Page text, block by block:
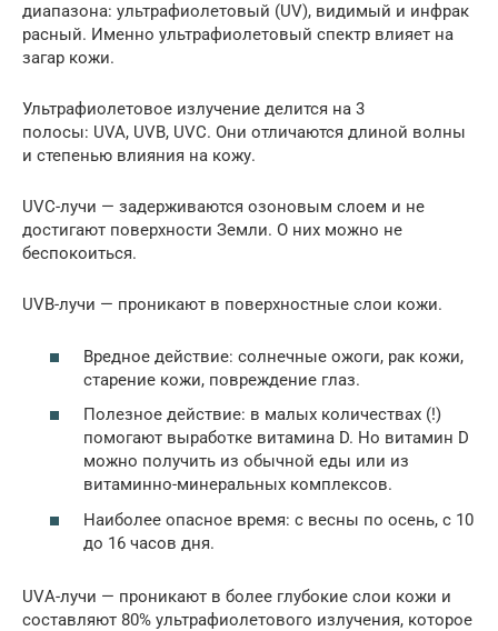
диапазона: ультрафиолетовый (UV), видимый и инфрак
расный. Именно ультрафиолетовый спектр влияет на
загар кожи.
Ультрафиолетовое излучение делится на 3
полосы: UVA, UVB, UVC. Они отличаются длиной волны
и степенью влияния на кожу.
UVC-лучи — задерживаются озоновым слоем и не
достигают поверхности Земли. О них можно не
беспокоиться.
UVB-лучи — проникают в поверхностные слои кожи.
Вредное действие: солнечные ожоги, рак кожи,
старение кожи, повреждение глаз.
Полезное действие: в малых количествах (!)
помогают выработке витамина D. Но витамин D
можно получить из обычной еды или из
витаминно-минеральных комплексов.
Наиболее опасное время: с весны по осень, с 10
до 16 часов дня.
UVА-лучи — проникают в более глубокие слои кожи и
составляют 80% ультрафиолетового излучения, которое